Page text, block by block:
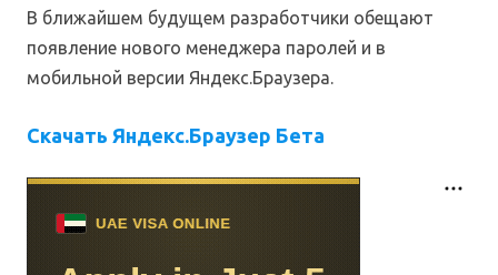
В ближайшем будущем разработчики обещают
появление нового менеджера паролей и в
мобильной версии Яндекс.Браузера.
Скачать Яндекс.Браузер Бета